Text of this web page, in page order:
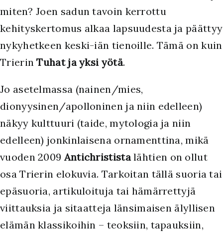
miten? Joen sadun tavoin kerrottu
kehityskertomus alkaa lapsuudesta ja päättyy
nykyhetkeen keski-iän tienoille. Tämä on kuin
TrierinTuhat ja yksi yötä.
Jo asetelmassa (nainen/mies,
dionyysinen/apolloninen ja niin edelleen)
näkyy kulttuuri (taide, mytologia ja niin
edelleen) jonkinlaisena ornamenttina, mikä
vuoden 2009Antichrististalähtien on ollut
osa Trierin elokuvia. Tarkoitan tällä suoria tai
epäsuoria, artikuloituja tai hämärrettyjä
viittauksia ja sitaatteja länsimaisen älyllisen
elämän klassikoihin – teoksiin, tapauksiin,